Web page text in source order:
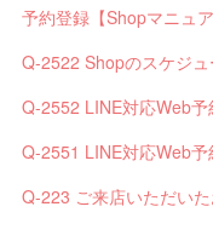
予約登録【Shopマニュア
Q-223 ご来店いただい